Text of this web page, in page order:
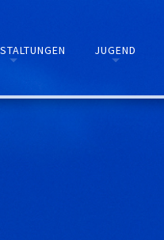
JUGEND